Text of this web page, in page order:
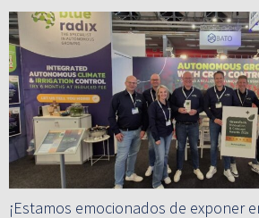
¡Estamos emocionados de exponer